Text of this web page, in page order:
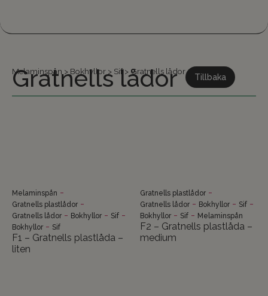
Gratnells lådor
Melaminspån > Bokhyllor > Sif> Gratnells lådor
Tillbaka
Melaminspån -
Gratnells plastlådor -
Gratnells lådor - Bokhyllor - Sif -
Bokhyllor - Sif
F1 – Gratnells plastlåda –
liten
Gratnells plastlådor -
Gratnells lådor - Bokhyllor - Sif -
Bokhyllor - Sif - Melaminspån
F2 – Gratnells plastlåda –
medium